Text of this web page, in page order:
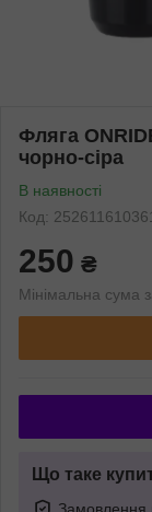
Фляга
чорно-сіра
В наявності
Код:
250 ₴
Мінімальна сума
Що таке
Замовлення